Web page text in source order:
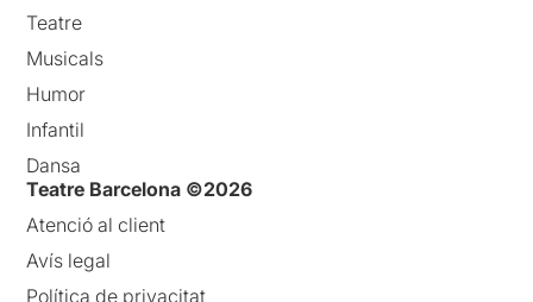
Teatre
Musicals
Humor
Infantil
Dansa
Teatre Barcelona ©2026
Atenció al client
Avís legal
Política de privacitat